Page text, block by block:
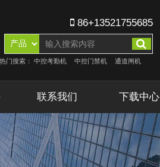
86+13521755685
热门搜索： 中控考勤机 中控门禁机 通道闸机
联系我们 下载中心